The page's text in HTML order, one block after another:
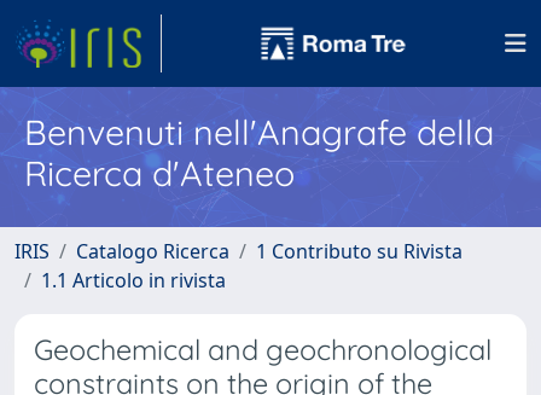
Benvenuti nell'Anagrafe della
Ricerca d'Ateneo
IRIS Catalogo Ricerca
1 Contributo su Rivista
1.1 Articolo in rivista
Geochemical and geochronological
constraints on the origin of the